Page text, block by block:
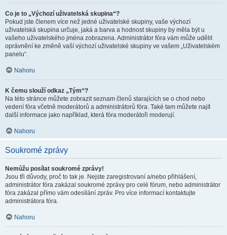
Co je to „Výchozí uživatelská skupina“?
Pokud jste členem více než jedné uživatelské skupiny, vaše výchozí
uživatelská skupina určuje, jaká a barva a hodnost skupiny by měla být u
vašeho uživatelského jména zobrazena. Administrátor fóra vám může udělit
oprávnění ke změně vaší výchozí uživatelské skupiny ve vašem „Uživatelském
panelu“.
Nahoru
K čemu slouží odkaz „Tým“?
Na této stránce můžete zobrazit seznam členů starajících se o chod nebo
vedení fóra včetně moderátorů a administrátorů fóra. Také tam můžete najít
další informace jako například, která fóra moderátoři moderují.
Nahoru
Soukromé zprávy
Nemůžu posílat soukromé zprávy!
Jsou tři důvody, proč to tak je. Nejste zaregistrovaní a/nebo přihlášení,
administrátor fóra zakázal soukromé zprávy pro celé fórum, nebo administrátor
fóra zakázal přímo vám odesílání zpráv. Pro více informací kontaktujte
administrátora fóra.
Nahoru